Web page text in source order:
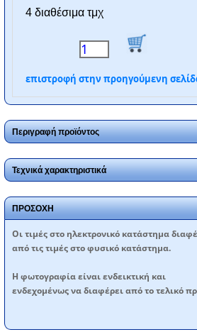
4 διαθέσιμα τμχ
επιστροφή στην προηγούμενη
Περιγραφή προϊόντος
Τεχνικά χαρακτηριστικά
ΠΡΟΣΟΧΗ
Oι τιμές στο ηλεκτρονικό κατάστημα
από τις τιμές στο φυσικό κατάστημα.
Η φωτογραφία είναι ενδεικτική και
ενδεχομένως να διαφέρει από το τελικό